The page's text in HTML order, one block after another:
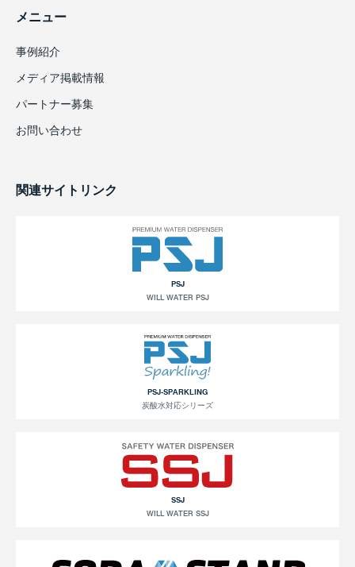
メニュー
事例紹介
メディア掲載情報
パートナー募集
お問い合わせ
関連サイトリンク
PSJ
WILL WATER PSJ
PSJ-SPARKLING
炭酸水対応シリーズ
SSJ
WILL WATER SSJ